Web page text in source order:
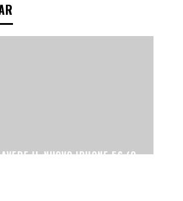
IL NUOVO IPHONE 5S (O